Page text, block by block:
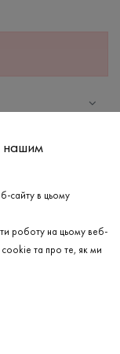
нашим
сайту в цьому
роботу на цьому веб-
cookie та про те, як ми